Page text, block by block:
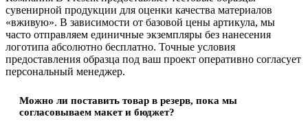
сувенирной продукции для оценки качества материалов
«вживую». В зависимости от базовой цены артикула, мы
часто отправляем единичные экземпляры без нанесения
логотипа абсолютно бесплатно. Точные условия
предоставления образца под ваш проект оперативно согласует
персональный менеджер.
Можно ли поставить товар в резерв, пока мы
согласовываем макет и бюджет?